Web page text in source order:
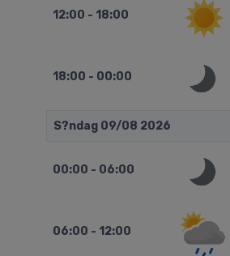
12:00 - 18:00
18:00 - 00:00
S?ndag 09/08 2026
00:00 - 06:00
06:00 - 12:00